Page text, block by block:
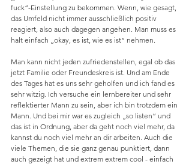
fuck“-Einstellung zu bekommen. Wenn, wie gesagt,
das Umfeld nicht immer ausschließlich positiv
reagiert, also auch dagegen angehen. Man muss es
halt einfach „okay, es ist, wie es ist“ nehmen.
Man kann nicht jeden zufriedenstellen, egal ob das
jetzt Familie oder Freundeskreis ist. Und am Ende
des Tages hat es uns sehr geholfen und ich fand es
sehr witzig. Ich versuche ein lernbereiter und sehr
reflektierter Mann zu sein, aber ich bin trotzdem ein
Mann. Und bei mir war es zugleich „so listen“ und
das ist in Ordnung, aber da geht noch viel mehr, da
kannst du noch viel mehr an dir arbeiten. Auch die
viele Themen, die sie ganz genau punktiert, dann
auch gezeigt hat und extrem extrem cool - einfach